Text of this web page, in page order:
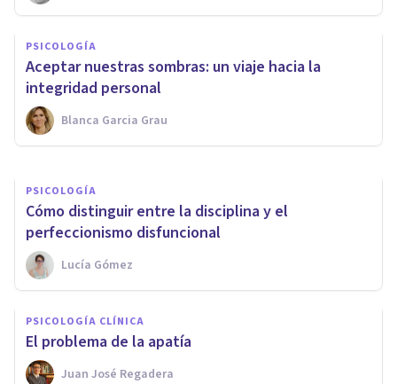
PSICOLOGÍA
Aceptar nuestras sombras: un viaje hacia la
integridad personal
Blanca Garcia Grau
¿Qué es el Ecoísmo y cómo
influye en la Personalidad?
Javi Soriano
PSICOLOGÍA
Cómo distinguir entre la disciplina y el
perfeccionismo disfuncional
Lucía Gómez
PSICOLOGÍA CLÍNICA
El problema de la apatía
Juan José Regadera